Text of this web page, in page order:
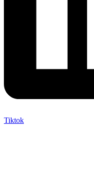
Tiktok